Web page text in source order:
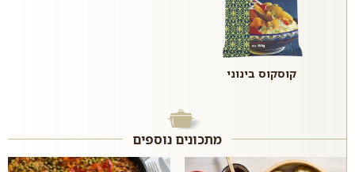
קוסקוס בינוני
מתכונים נוספים